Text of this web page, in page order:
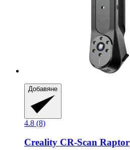
Добавяне
4.8 (8)
Creality CR-​Scan Raptor